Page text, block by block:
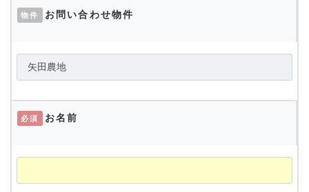
物件 お問い合わせ物件
必須 お名前